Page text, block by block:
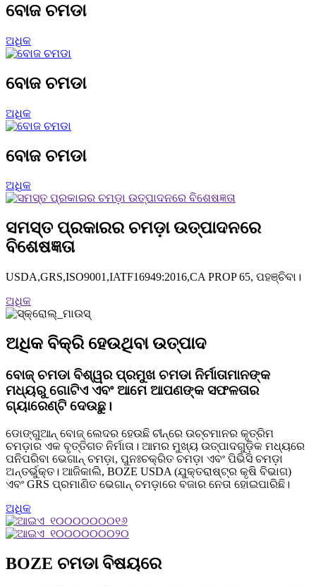
ବୋଜ ଚମଡା
ଅଧିକ
ବୋଜ ଚମଡା
ଅଧିକ
ବୋଜ ଚମଡା
ଅଧିକ
ସମସ୍ତ ପ୍ରକାରର ଚମଡ଼ା ଉତ୍ପାଦନରେ
ବିଶେଷଜ୍ଞତା
USDA,GRS,ISO9001,IATF16949:2016,CA PROP 65, ପହଞ୍ଚିବା।
ଅଧିକ
ଅଧିକ ବିକ୍ରି ହେଉଥିବା ଉତ୍ପାଦ
ବୋଜ୍ ଚମଡା ବିଶ୍ୱର ପ୍ରମୁଖ ଚମଡା ନିର୍ମାତାମାନଙ୍କ
ମଧ୍ୟରୁ ଗୋଟିଏ ଏବଂ ଆମେ ଆପଣଙ୍କ ସଫଳତାର
ଗ୍ୟାରେଣ୍ଟି ଦେଉଛୁ।
ଡୋଙ୍ଗୁଆନ୍ ବୋଜ୍ ଲେଦର ହେଉଛି ଚୀନ୍‌ରେ ଉଚ୍ଚମାନର କୃତ୍ରିମ
ଚମଡ଼ାର ଏକ ବୃତ୍ତିଗତ ନିର୍ମାତା। ଆମର ମୁଖ୍ୟ ଉତ୍ପାଦଗୁଡ଼ିକ ମଧ୍ୟରେ
ପନିପରିବା ଭେଗାନ୍ ଚମଡ଼ା, ପୁନଃଚକ୍ରିତ ଚମଡ଼ା ଏବଂ ପିଭିସି ଚମଡ଼ା
ଅନ୍ତର୍ଭୁକ୍ତ। ଆଜିକାଲି, BOZE USDA (ଯୁକ୍ତରାଷ୍ଟ୍ର କୃଷି ବିଭାଗ)
ଏବଂ GRS ପ୍ରମାଣିତ ଭେଗାନ୍ ଚମଡ଼ାରେ ବଜାର ନେତା ହୋଇପାରିଛି।
ଅଧିକ
BOZE ଚମଡା ବିଷୟରେ